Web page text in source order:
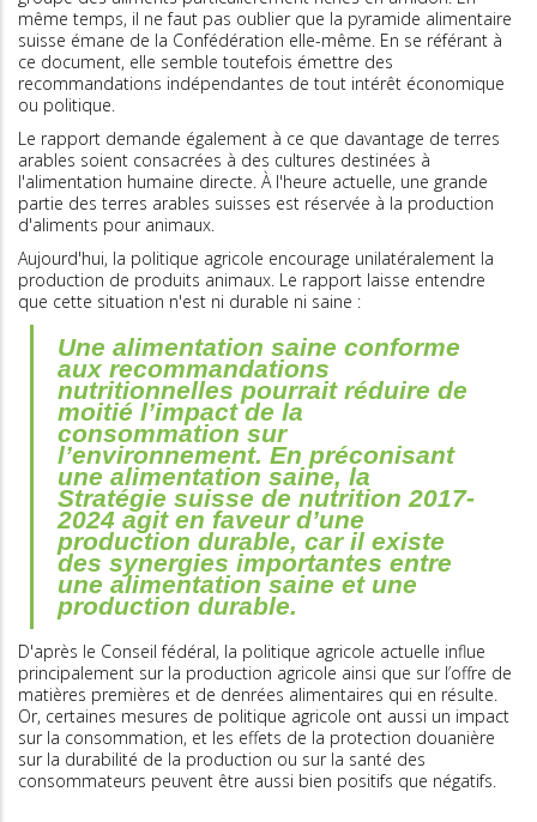
même temps, il ne faut pas oublier que la pyramide alimentaire
suisse émane de la Confédération elle-même. En se référant à
ce document, elle semble toutefois émettre des
recommandations indépendantes de tout intérêt économique
ou politique.
Le rapport demande également à ce que davantage de terres
arables soient consacrées à des cultures destinées à
l'alimentation humaine directe. À l'heure actuelle, une grande
partie des terres arables suisses est réservée à la production
d'aliments pour animaux.
Aujourd'hui, la politique agricole encourage unilatéralement la
production de produits animaux. Le rapport laisse entendre
que cette situation n'est ni durable ni saine :
Une alimentation saine conforme
aux recommandations
nutritionnelles pourrait réduire de
moitié l’impact de la
consommation sur
l’environnement. En préconisant
une alimentation saine, la
Stratégie suisse de nutrition 2017-
2024 agit en faveur d’une
production durable, car il existe
des synergies importantes entre
une alimentation saine et une
production durable.
D'après le Conseil fédéral, la politique agricole actuelle influe
principalement sur la production agricole ainsi que sur l’offre de
matières premières et de denrées alimentaires qui en résulte.
Or, certaines mesures de politique agricole ont aussi un impact
sur la consommation, et les effets de la protection douanière
sur la durabilité de la production ou sur la santé des
consommateurs peuvent être aussi bien positifs que négatifs.